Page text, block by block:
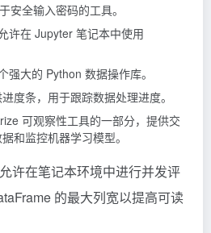
安全输入密码的工具。
许在 Jupyter 笔记本中使用
强大的 Python 数据操作库。
度条，用于跟踪数据处理进度。
可观察性工具的一部分，提供交
和监控机器学习模型。
许在笔记本环境中进行并发评
的最大列宽以提高可读